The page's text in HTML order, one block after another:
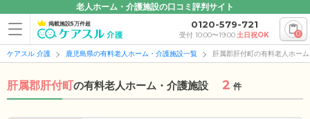
老人ホーム・介護施設の口コミ評判サイト
掲載施設5万件超 0120-579-721
受付 10:00〜19:00土日祝OK 0
ケアスル 介護 鹿児島県の有料老人ホーム・介護施設一覧 肝属郡肝付町の有料老人ホー
肝属郡肝付町の有料老人ホーム・介護施設 2 件